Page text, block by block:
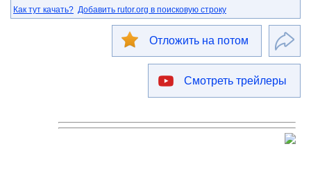
Как тут качать? Добавить rutor.org в поисковую строку
Отложить на потом
Смотреть трейлеры